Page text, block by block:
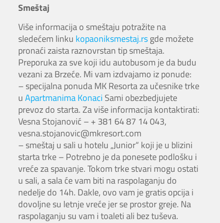
Smeštaj
Više informacija o smeštaju potražite na
sledećem linku kopaoniksmestaj.rsgde možete
pronaći zaista raznovrstan tip smeštaja.
Preporuka za sve koji idu autobusom je da budu
vezani za Brzeće. Mi vam izdvajamo iz ponude:
– specijalna ponuda MK Resorta za učesnike trke
uApartmanima Konaci Sami obezbedjujete
prevoz do starta. Za više informacija kontaktirati:
Vesna Stojanović – + 381 64 87 14 043,
vesna.stojanovic@mkresort.com
– smeštaj u sali u hotelu „Junior“ koji je u blizini
starta trke – Potrebno je da ponesete podlošku i
vreće za spavanje. Tokom trke stvari mogu ostati
u sali, a sala će vam biti na raspolaganju do
nedelje do 14h. Dakle, ovo vam je gratis opcija i
dovoljne su letnje vreće jer se prostor greje. Na
raspolaganju su vam i toaleti ali bez tuševa.